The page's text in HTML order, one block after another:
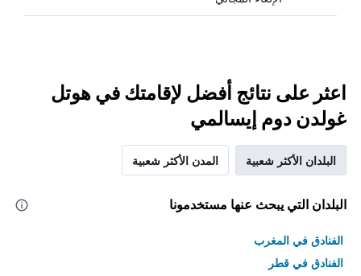
اعثر على نتائج أفضل لإقامتك في هوتل
غولدن دوم إيسالمي
البلدان الأكثر شعبية المدن الأكثر شعبية
البلدان التي يبحث عنها مستخدمونا
الفنادق في المغرب
الفنادق في قطر